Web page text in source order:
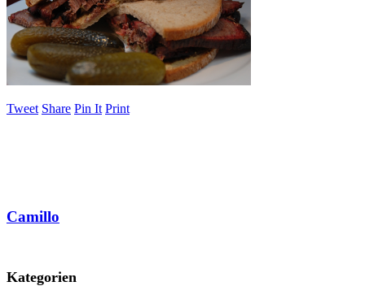
Tweet Share Pin It Print
Camillo
Kategorien